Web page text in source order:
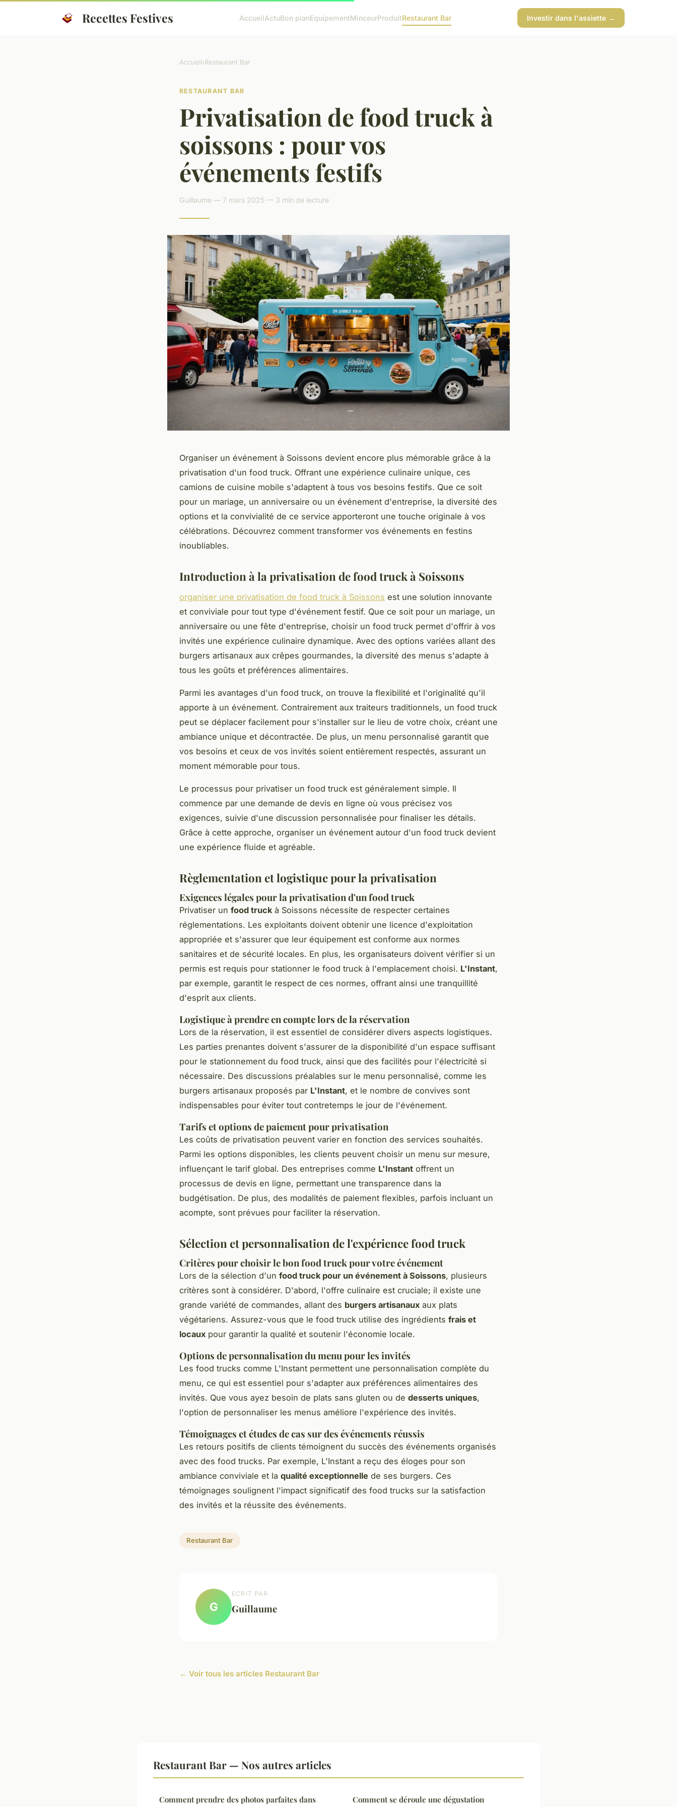
Recettes Festives AccueilActuBon planEquipementMinceurProduitRestaurant Bar Investir dans l'assiette →
Accueil›Restaurant Bar
RESTAURANT BAR
Privatisation de food truck à
soissons : pour vos
événements festifs
Guillaume — 7 mars 2025 — 3 min de lecture
Organiser un événement à Soissons devient encore plus mémorable grâce à la
privatisation d'un food truck. Offrant une expérience culinaire unique, ces
camions de cuisine mobile s'adaptent à tous vos besoins festifs. Que ce soit
pour un mariage, un anniversaire ou un événement d'entreprise, la diversité des
options et la convivialité de ce service apporteront une touche originale à vos
célébrations. Découvrez comment transformer vos événements en festins
inoubliables.
Introduction à la privatisation de food truck à Soissons
organiser une privatisation de food truck à Soissons est une solution innovante
et conviviale pour tout type d'événement festif. Que ce soit pour un mariage, un
anniversaire ou une fête d'entreprise, choisir un food truck permet d'offrir à vos
invités une expérience culinaire dynamique. Avec des options variées allant des
burgers artisanaux aux crêpes gourmandes, la diversité des menus s'adapte à
tous les goûts et préférences alimentaires.
Parmi les avantages d'un food truck, on trouve la flexibilité et l'originalité qu'il
apporte à un événement. Contrairement aux traiteurs traditionnels, un food truck
peut se déplacer facilement pour s'installer sur le lieu de votre choix, créant une
ambiance unique et décontractée. De plus, un menu personnalisé garantit que
vos besoins et ceux de vos invités soient entièrement respectés, assurant un
moment mémorable pour tous.
Le processus pour privatiser un food truck est généralement simple. Il
commence par une demande de devis en ligne où vous précisez vos
exigences, suivie d'une discussion personnalisée pour finaliser les détails.
Grâce à cette approche, organiser un événement autour d'un food truck devient
une expérience fluide et agréable.
Règlementation et logistique pour la privatisation
Exigences légales pour la privatisation d'un food truck
Privatiser un food truck à Soissons nécessite de respecter certaines
réglementations. Les exploitants doivent obtenir une licence d'exploitation
appropriée et s'assurer que leur équipement est conforme aux normes
sanitaires et de sécurité locales. En plus, les organisateurs doivent vérifier si un
permis est requis pour stationner le food truck à l'emplacement choisi. L'Instant,
par exemple, garantit le respect de ces normes, offrant ainsi une tranquillité
d'esprit aux clients.
Logistique à prendre en compte lors de la réservation
Lors de la réservation, il est essentiel de considérer divers aspects logistiques.
Les parties prenantes doivent s'assurer de la disponibilité d'un espace suffisant
pour le stationnement du food truck, ainsi que des facilités pour l'électricité si
nécessaire. Des discussions préalables sur le menu personnalisé, comme les
burgers artisanaux proposés par L'Instant, et le nombre de convives sont
indispensables pour éviter tout contretemps le jour de l'événement.
Tarifs et options de paiement pour privatisation
Les coûts de privatisation peuvent varier en fonction des services souhaités.
Parmi les options disponibles, les clients peuvent choisir un menu sur mesure,
influençant le tarif global. Des entreprises comme L'Instant offrent un
processus de devis en ligne, permettant une transparence dans la
budgétisation. De plus, des modalités de paiement flexibles, parfois incluant un
acompte, sont prévues pour faciliter la réservation.
Sélection et personnalisation de l'expérience food truck
Critères pour choisir le bon food truck pour votre événement
Lors de la sélection d'un food truck pour un événement à Soissons, plusieurs
critères sont à considérer. D'abord, l'offre culinaire est cruciale; il existe une
grande variété de commandes, allant des burgers artisanaux aux plats
végétariens. Assurez-vous que le food truck utilise des ingrédients frais et
locaux pour garantir la qualité et soutenir l'économie locale.
Options de personnalisation du menu pour les invités
Les food trucks comme L'Instant permettent une personnalisation complète du
menu, ce qui est essentiel pour s'adapter aux préférences alimentaires des
invités. Que vous ayez besoin de plats sans gluten ou de desserts uniques,
l'option de personnaliser les menus améliore l'expérience des invités.
Témoignages et études de cas sur des événements réussis
Les retours positifs de clients témoignent du succès des événements organisés
avec des food trucks. Par exemple, L'Instant a reçu des éloges pour son
ambiance conviviale et la qualité exceptionnelle de ses burgers. Ces
témoignages soulignent l'impact significatif des food trucks sur la satisfaction
des invités et la réussite des événements.
Restaurant Bar
G
ECRIT PAR
Guillaume
← Voir tous les articles Restaurant Bar
Restaurant Bar — Nos autres articles
Comment prendre des photos parfaites dans
Comment se déroule une dégustation